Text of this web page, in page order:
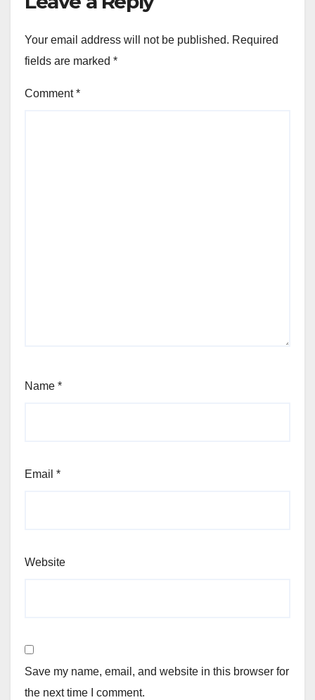
Your email address will not be published. Required
fields are marked *
Comment*
Name *
Email *
Website
Save my name, email, and website in this browser for
the next time I comment.